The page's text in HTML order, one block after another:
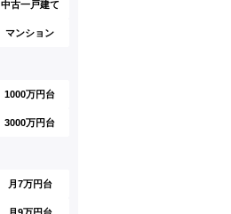
中古一戸建て
マンション
1000万円台
3000万円台
月7万円台